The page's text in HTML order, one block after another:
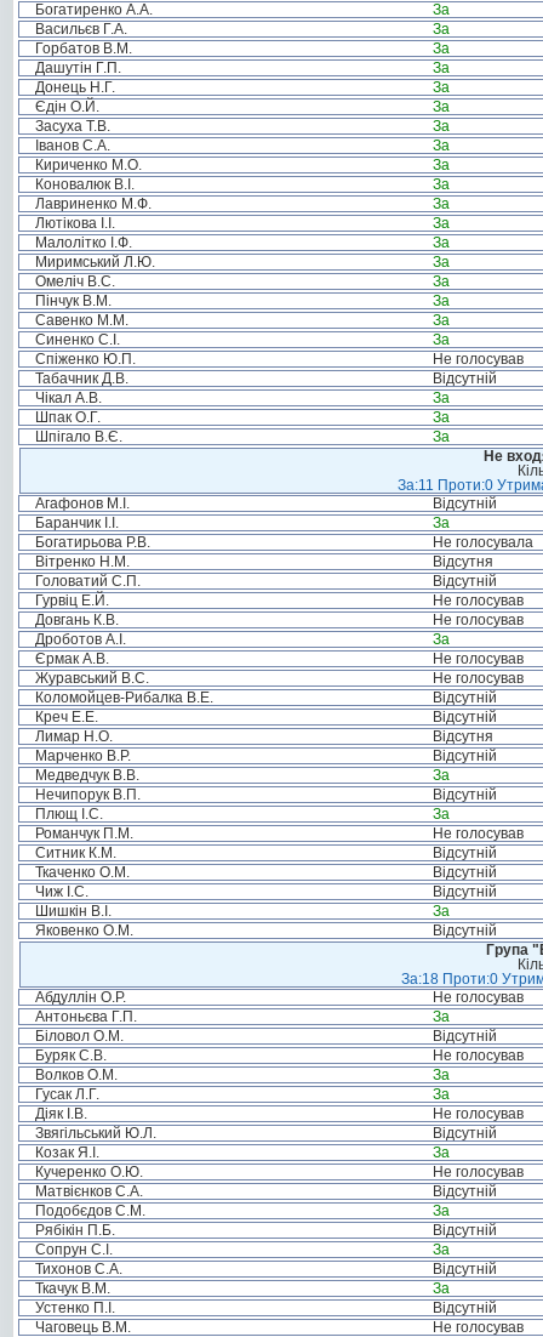
Богатиренко А.А.
За
Васильєв Г.А.
За
Горбатов В.М.
За
Дашутін Г.П.
За
Донець Н.Г.
За
Єдін О.Й.
За
Засуха Т.В.
За
Іванов С.А.
За
Кириченко М.О.
За
Коновалюк В.І.
За
Лавриненко М.Ф.
За
Лютікова І.І.
За
Малолітко І.Ф.
За
Миримський Л.Ю.
За
Омеліч В.С.
За
Пінчук В.М.
За
Савенко М.М.
За
Синенко С.І.
За
Спіженко Ю.П.
Не голосував
Табачник Д.В.
Відсутній
Чікал А.В.
За
Шпак О.Г.
За
Шпігало В.Є.
За
Не
За:11 Проти:0
Агафонов М.І.
Відсутній
Баранчик І.І.
За
Богатирьова Р.В.
Не голосувала
Вітренко Н.М.
Відсутня
Головатий С.П.
Відсутній
Гурвіц Е.Й.
Не голосував
Довгань К.В.
Не голосував
Дроботов А.І.
За
Єрмак А.В.
Не голосував
Журавський В.С.
Не голосував
Коломойцев-Рибалка В.Е.
Відсутній
Креч Е.Е.
Відсутній
Лимар Н.О.
Відсутня
Марченко В.Р.
Відсутній
Медведчук В.В.
За
Нечипорук В.П.
Відсутній
Плющ І.С.
За
Романчук П.М.
Не голосував
Ситник К.М.
Відсутній
Ткаченко О.М.
Відсутній
Чиж І.С.
Відсутній
Шишкін В.І.
За
Яковенко О.М.
Відсутній
Група
За:18 Проти:0
Абдуллін О.Р.
Не голосував
Антоньєва Г.П.
За
Біловол О.М.
Відсутній
Буряк С.В.
Не голосував
Волков О.М.
За
Гусак Л.Г.
За
Діяк І.В.
Не голосував
Звягільський Ю.Л.
Відсутній
Козак Я.І.
За
Кучеренко О.Ю.
Не голосував
Матвієнков С.А.
Відсутній
Подобєдов С.М.
За
Рябікін П.Б.
Відсутній
Сопрун С.І.
За
Тихонов С.А.
Відсутній
Ткачук В.М.
За
Устенко П.І.
Відсутній
Чаговець В.М.
Не голосував